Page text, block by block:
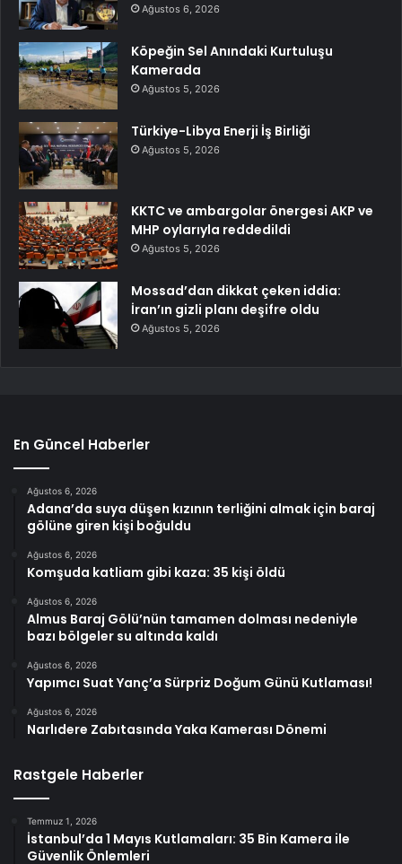
Ağustos 6, 2026
Köpeğin Sel Anındaki Kurtuluşu
Kamerada
Ağustos 5, 2026
Türkiye-Libya Enerji İş Birliği
Ağustos 5, 2026
KKTC ve ambargolar önergesi AKP ve
MHP oylarıyla reddedildi
Ağustos 5, 2026
Mossad’dan dikkat çeken iddia:
İran’ın gizli planı deşifre oldu
Ağustos 5, 2026
En Güncel Haberler
Ağustos 6, 2026
Adana’da suya düşen kızının terliğini almak için baraj
gölüne giren kişi boğuldu
Ağustos 6, 2026
Komşuda katliam gibi kaza: 35 kişi öldü
Ağustos 6, 2026
Almus Baraj Gölü’nün tamamen dolması nedeniyle
bazı bölgeler su altında kaldı
Ağustos 6, 2026
Yapımcı Suat Yanç’a Sürpriz Doğum Günü Kutlaması!
Ağustos 6, 2026
Narlıdere Zabıtasında Yaka Kamerası Dönemi
Rastgele Haberler
Temmuz 1, 2026
İstanbul’da 1 Mayıs Kutlamaları: 35 Bin Kamera ile
Güvenlik Önlemleri